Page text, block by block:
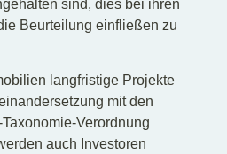
sind, dies bei ihren
Beurteilung einfließen zu
langfristige Projekte
mit den
Verordnung
auch Investoren